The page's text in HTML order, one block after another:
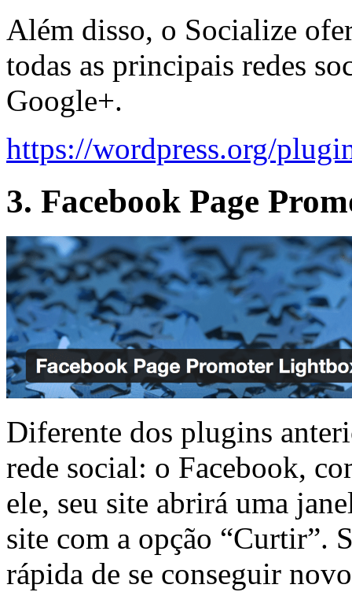
Além disso, o Socialize
todas as principais redes
Google+.
https://wordpress.org/
3. Facebook Page
Diferente dos plugins
rede social: o Facebook,
ele, seu site abrirá uma
site com a opção “Curtir”.
rápida de se conseguir